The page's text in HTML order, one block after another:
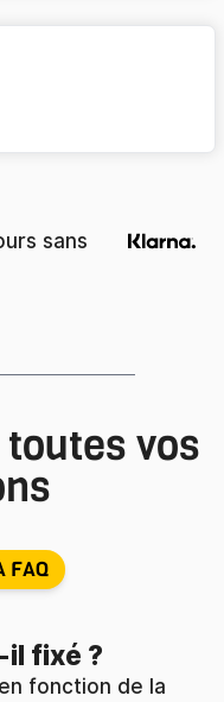
sans
vos
FAQ
il fixé ?
fonction de la